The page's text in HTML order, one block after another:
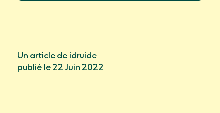
Un article de idruide
publié le 22 Juin 2022